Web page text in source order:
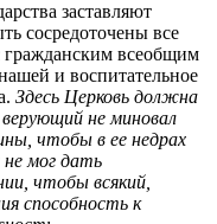
заставляют
сосредоточены все
гражданским всеобщим
и воспитательное
Здесь Церковь должна
не миновал
чтобы в ее недрах
мог дать
чтобы всякий,
способность к